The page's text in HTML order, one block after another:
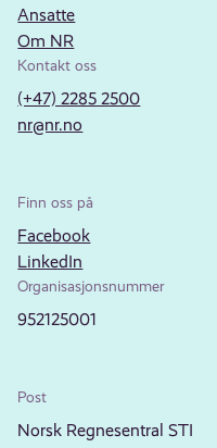
Ansatte
Om NR
Kontakt oss
(+47) 2285 2500
nr@nr.no
Finn oss på
Facebook
LinkedIn
Organisasjonsnummer
952125001
Post
Norsk Regnesentral STI